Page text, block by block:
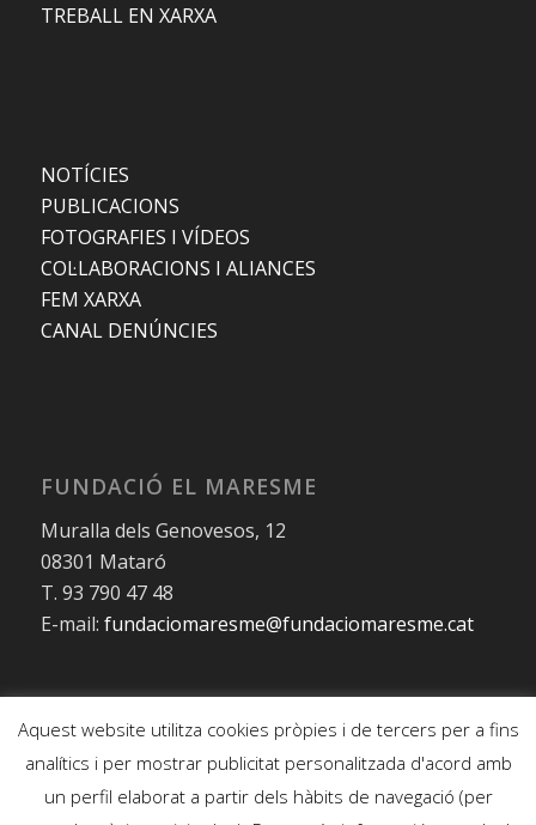
TREBALL EN XARXA
NOTÍCIES
PUBLICACIONS
FOTOGRAFIES I VÍDEOS
COL·LABORACIONS I ALIANCES
FEM XARXA
CANAL DENÚNCIES
FUNDACIÓ EL MARESME
Muralla dels Genovesos, 12
08301 Mataró
T. 93 790 47 48
E-mail: fundaciomaresme@fundaciomaresme.cat
© Copyright – Fundació el Maresme
Avís legal
Política de Privacitat
Política de Cookies
Aquest website utilitza cookies pròpies i de tercers per a fins
analítics i per mostrar publicitat personalitzada d'acord amb
un perfil elaborat a partir dels hàbits de navegació (per